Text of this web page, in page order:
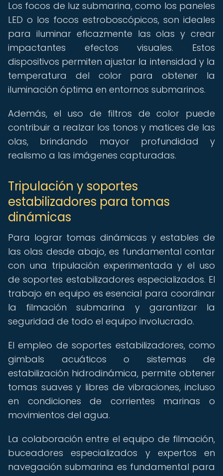
Los focos de luz submarina, como los paneles
LED o los focos estroboscópicos, son ideales
para iluminar eficazmente las olas y crear
impactantes efectos visuales. Estos
dispositivos permiten ajustar la intensidad y la
temperatura del color para obtener la
iluminación óptima en entornos submarinos.
Además, el uso de filtros de color puede
contribuir a realzar los tonos y matices de las
olas, brindando mayor profundidad y
realismo a las imágenes capturadas.
Tripulación y soportes
estabilizadores para tomas
dinámicas
Para lograr tomas dinámicas y estables de
las olas desde abajo, es fundamental contar
con una tripulación experimentada y el uso
de soportes estabilizadores especializados. El
trabajo en equipo es esencial para coordinar
la filmación submarina y garantizar la
seguridad de todo el equipo involucrado.
El empleo de soportes estabilizadores, como
gimbals acuáticos o sistemas de
estabilización hidrodinámica, permite obtener
tomas suaves y libres de vibraciones, incluso
en condiciones de corrientes marinas o
movimientos del agua.
La colaboración entre el equipo de filmación,
buceadores especializados y expertos en
navegación submarina es fundamental para